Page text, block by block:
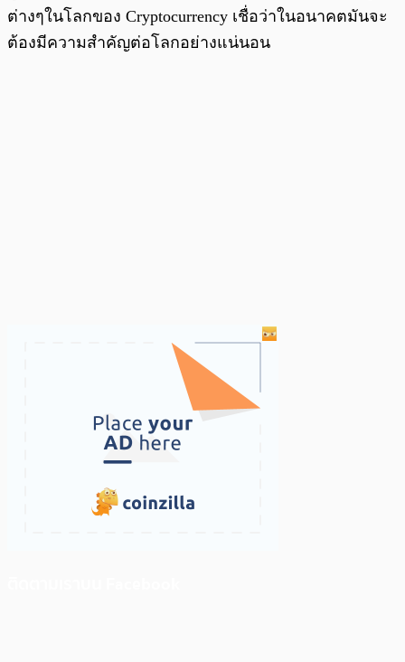
ต่างๆในโลกของ Cryptocurrency เชื่อว่าในอนาคตมันจะ
ต้องมีความสำคัญต่อโลกอย่างแน่นอน